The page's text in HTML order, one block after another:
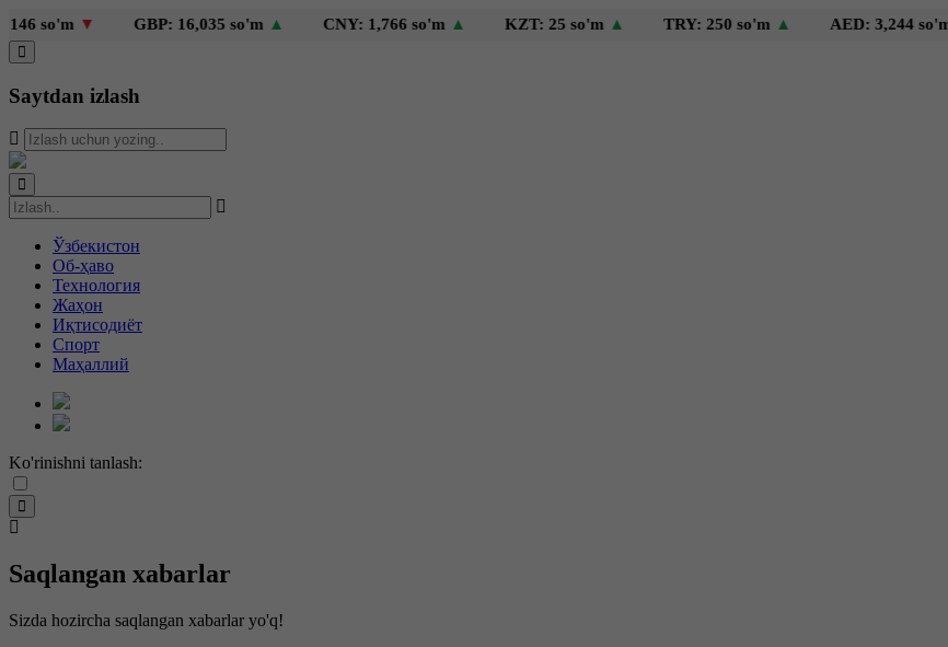
▼ GBP: 16,035 so'm▲ CNY: 1,766 so'm▲ KZT: 25 so'm ▲ TRY: 250 so'm▲ AED: 3,244 so'm▲
Saytdan izlash
Ўзбекистон
Об-ҳаво
Технология
Жаҳон
Иқтисодиёт
Спорт
Маҳаллий
Ko'rinishni tanlash:
Saqlangan xabarlar
Sizda hozircha saqlangan xabarlar yo'q!